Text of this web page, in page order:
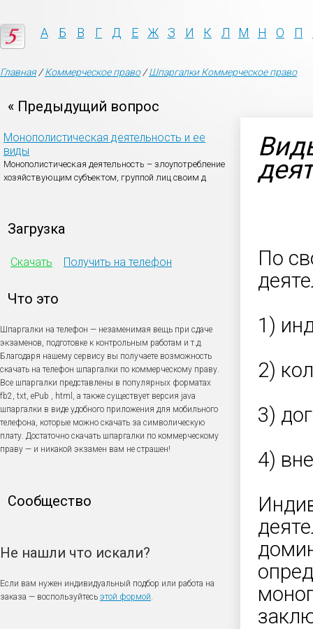
А Б В Г Д Е Ж З И К Л М Н О П
Главная/Коммерческое право/Шпаргалки Коммерческое право
« Предыдущий вопрос
Монополистическая деятельность и ее
виды
Монополистическая деятельность – злоупотребление
хозяйствующим субъектом, группой лиц своим д
Загрузка
Скачать Получить на телефон
Что это
Шпаргалки на телефон — незаменимая вещь при сдаче
экзаменов, подготовке к контрольным работам и т.д.
Благодаря нашему сервису вы получаете возможность
скачать на телефон шпаргалки по коммерческому праву.
Все шпаргалки представлены в популярных форматах
fb2, txt, ePub , html, а также существует версия java
шпаргалки в виде удобного приложения для мобильного
телефона, которые можно скачать за символическую
плату. Достаточно скачать шпаргалки по коммерческому
праву — и никакой экзамен вам не страшен!
Сообщество
Не нашли что искали?
Если вам нужен индивидуальный подбор или работа на
заказа — воспользуйтесь этой формой.
По
1)
2)
3)
4)